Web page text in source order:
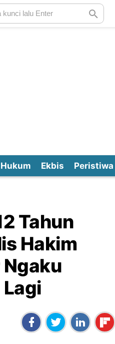
Hukum Ekbis Peristiwa
Tahun
Hakim
Ngaku